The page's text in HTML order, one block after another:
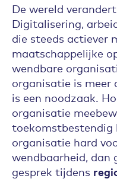
De wereld
Digitalisering,
die steeds actiever
maatschappelijke
wendbare
organisatie is meer
is een noodzaak.
organisatie
organisatie hard
wendbaarheid, dan
gesprek tijdens